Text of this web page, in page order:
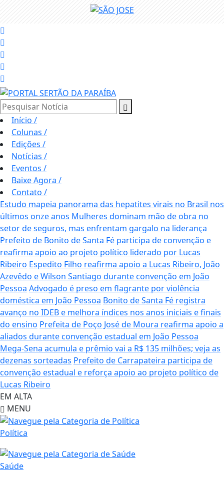
Pesquisar Notícia
Início /
Colunas /
Edições /
Notícias /
Eventos /
Baixe Agora /
Contato /
Estudo mapeia panorama das hepatites virais no Brasil nos
últimos onze anos Mulheres dominam mão de obra no
setor de seguros, mas enfrentam gargalo na liderança
Prefeito de Bonito de Santa Fé participa de convenção e
reafirma apoio ao projeto político liderado por Lucas
Ribeiro Espedito Filho reafirma apoio a Lucas Ribeiro, João
Azevêdo e Wilson Santiago durante convenção em João
Pessoa Advogado é preso em flagrante por violência
doméstica em João Pessoa Bonito de Santa Fé registra
avanço no IDEB e melhora índices nos anos iniciais e finais
do ensino Prefeita de Poço José de Moura reafirma apoio a
aliados durante convenção estadual em João Pessoa
Mega-Sena acumula e prêmio vai a R$ 135 milhões; veja as
dezenas sorteadas Prefeito de Carrapateira participa de
convenção estadual e reforça apoio ao projeto político de
Lucas Ribeiro
EM ALTA
MENU
Política
Saúde